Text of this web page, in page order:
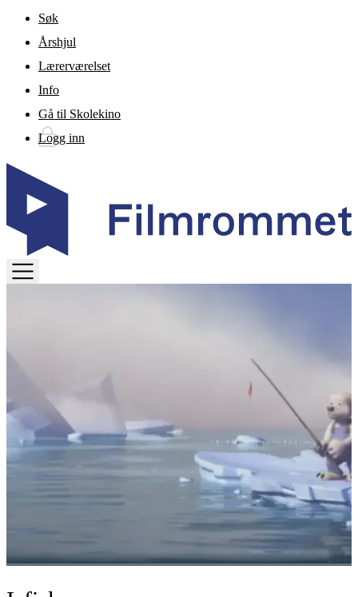
Gå til hovedinnhold
Søk
Årshjul
Lærerværelset
Info
Gå til Skolekino
Logg inn